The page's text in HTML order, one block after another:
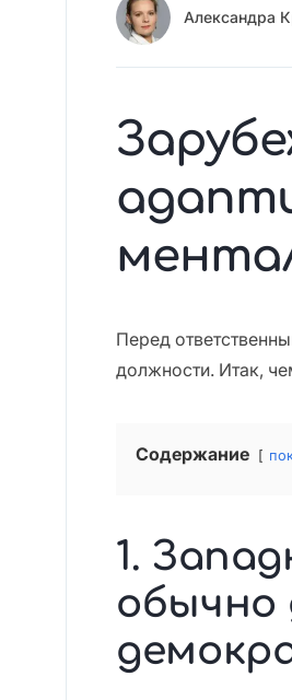
Александра
Перед
должности. Итак,
Содержание
1.
обычно